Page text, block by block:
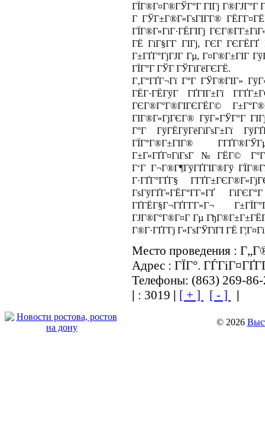
ГЇГ®Г¤Г®ГЎГ°Г ГІГј Г®ГЈГ°Г
Г ГЎГ±Г®Г«ГѕГІГ­Г®
ГЇГ®Г«ГіГ·ГЁГІГј
ГЁ ГіГ§Г­Г ГІГј, ГЄГ ГЄГЁГҐ
Г±ГҐГ°ГјГЈГ Гµ, Г¤Г®Г±ГІГ
ГЇГ°Г ГЎГ ГЎГіГёГЄГЁ.
Г‚Г°ГҐГ¬Гї Г°Г ГЎГ®ГІГ»
ГЁГ·ГЁГўГ ГҐГІГ±Гї
ГЄГ®Г°Г®ГІГЄГЁГ©
ГІГ®Г«ГјГЄГ® ГўГ»ГЎГ°Г
Г°Г ГўГЁГўГёГіГѕГ±Гї
ГЇГ°Г®Г±ГІГ®
Г±Г«ГҐГ¤ГіГѕГ№ГЁГ©
Г‘Г Г¬Г®Г¶ГўГҐГІГ®Гў
Г·ГҐГ°ГҐГ§
ГѕГўГҐГ«ГЁГ°Г­Г»ГҐ
ГҐГЁГ§Г¬ГҐГ­Г­Г»Г¬
ГЈГ®Г°Г®Г¤Г Гµ
Г®Г·ГҐГ­Гј Г«ГѕГЎГїГІ ГЁ
Место проведения :
Адрес : ГЇГ°.
Телефоны: (863) 269-
| : 3019 | [ + ] [ - ] |
© 2026